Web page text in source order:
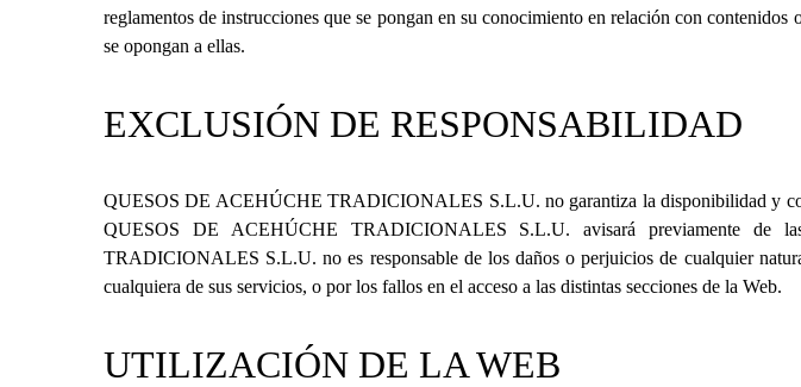
reglamentos de instrucciones que se pongan en su conocimiento en relación con
se opongan a ellas.
EXCLUSIÓN DE RESPONSABILIDAD
QUESOS DE ACEHÚCHE TRADICIONALES S.L.U. no garantiza la disponibilidad y
QUESOS DE ACEHÚCHE TRADICIONALES S.L.U. avisará previamente de
TRADICIONALES S.L.U. no es responsable de los daños o perjuicios de cualquier
cualquiera de sus servicios, o por los fallos en el acceso a las distintas secciones de la Web.
UTILIZACIÓN DE LA WEB